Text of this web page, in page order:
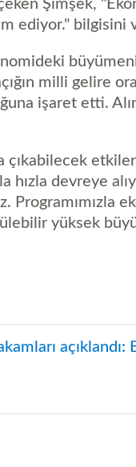
Şimşek,
ediyor." bilgisini
milli gelire
işaret etti.
devreye
yüksek